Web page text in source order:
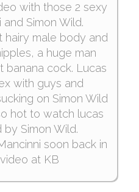
ses couilles et les
sa bouche. Aussi
de bite, Simon
cul de Lucas. Simon
écarte les
festin torride. Simon
en bas sur toute la
puis se lance dans
de Simon se fraye
à l'intérieur
Simon teste le
de bite gonflée,
with those 2 sexy
Simon Wild.
hairy male body and
a huge man
banana cock. Lucas
with guys and
on Simon Wild
hot to watch lucas
Simon Wild.
soon back in
at KB